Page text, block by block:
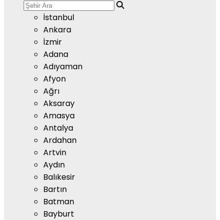
İstanbul
Ankara
İzmir
Adana
Adıyaman
Afyon
Ağrı
Aksaray
Amasya
Antalya
Ardahan
Artvin
Aydın
Balıkesir
Bartın
Batman
Bayburt